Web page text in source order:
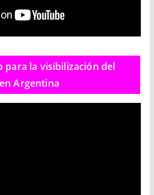
para la visibilización del
Argentina